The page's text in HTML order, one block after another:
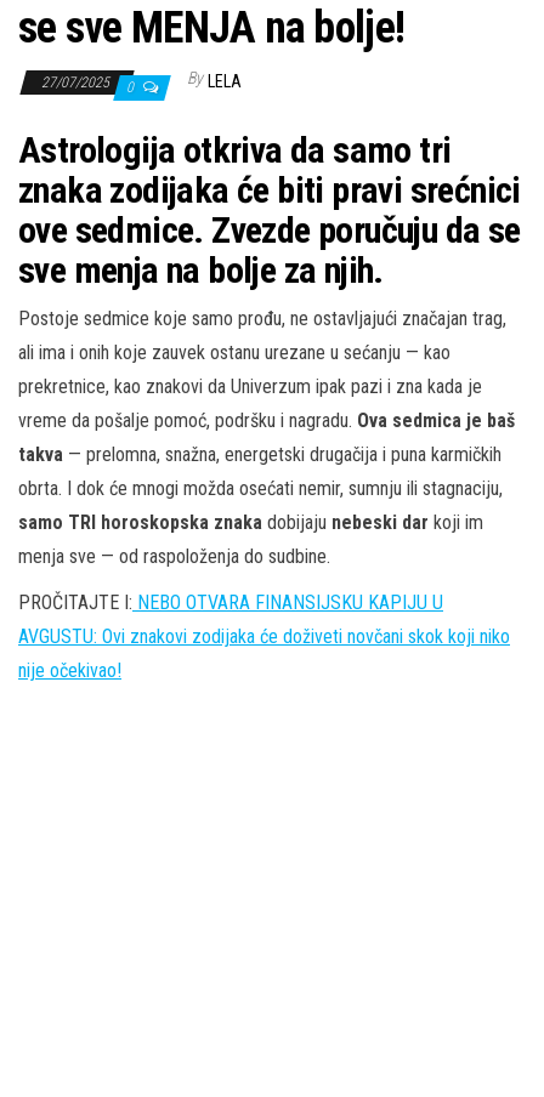
se sve MENJA na bolje!
27/07/2025 0 By LELA
Astrologija otkriva da samo tri
znaka zodijaka će biti pravi srećnici
ove sedmice. Zvezde poručuju da se
sve menja na bolje za njih.
Postoje sedmice koje samo prođu, ne ostavljajući značajan trag,
ali ima i onih koje zauvek ostanu urezane u sećanju — kao
prekretnice, kao znakovi da Univerzum ipak pazi i zna kada je
vreme da pošalje pomoć, podršku i nagradu. Ova sedmica je baš
takva — prelomna, snažna, energetski drugačija i puna karmičkih
obrta. I dok će mnogi možda osećati nemir, sumnju ili stagnaciju,
samo TRI horoskopska znaka dobijaju nebeski dar koji im
menja sve — od raspoloženja do sudbine.
PROČITAJTE I: NEBO OTVARA FINANSIJSKU KAPIJU U
AVGUSTU: Ovi znakovi zodijaka će doživeti novčani skok koji niko
nije očekivao!